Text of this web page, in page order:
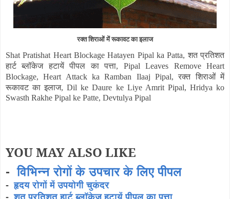
रक्त शिराओं में रूकावट का इलाज
Shat Pratishat Heart Blockage Hatayen Pipal ka Patta,शत प्रतिशत
हार्ट ब्लॉकेज हटायें पीपल का पत्ता, Pipal Leaves Remove Heart
Blockage, Heart Attack ka Ramban Ilaaj Pipal,रक्त शिराओं में
रूकावट का इलाज, Dil ke Daure ke Liye Amrit Pipal, Hridya ko
Swasth Rakhe Pipal ke Patte, Devtulya Pipal
YOU MAY ALSO LIKE
-विभिन्न रोगों के उपचार के लिए पीपल
-हृदय रोगों में उपयोगी चुकंदर
-शत प्रतिशत हार्ट ब्लॉकेज हटायें पीपल का पत्ता